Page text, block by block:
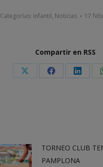
Categorías: Infantil, Noticias 17
Compartir en RSS
Share Share Share
TORNEO CLUB
PAMPLONA